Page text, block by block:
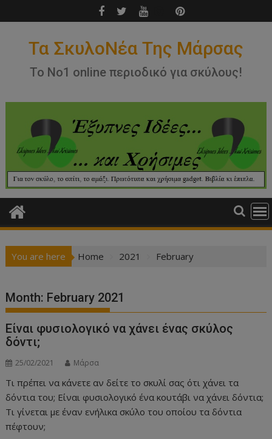
to
Τα ΣκυλοΝέα Της Μάρσας
Το Νο1 online περιοδικό για σκύλους!
You are here Home 2021 February
Month: February 2021
Είναι φυσιολογικό να χάνει ένας σκύλος
δόντι;
25/02/2021 Μάρσα
Τι πρέπει να κάνετε αν δείτε το σκυλί σας ότι χάνει τα
δόντια του; Είναι φυσιολογικό ένα κουτάβι να χάνει δόντια;
Τι γίνεται με έναν ενήλικα σκύλο του οποίου τα δόντια
πέφτουν;